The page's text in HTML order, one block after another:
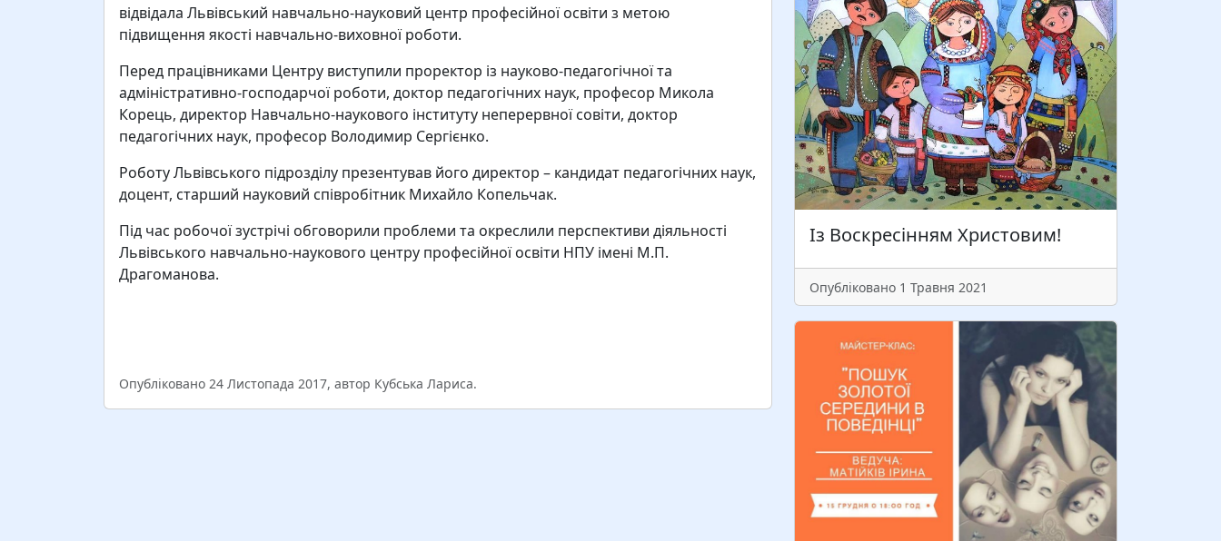
відвідала Львівський навчально-науковий центр професійної освіти з метою
підвищення якості навчально-виховної роботи.
Перед працівниками Центру виступили проректор із науково-педагогічної та
адміністративно-господарчої роботи, доктор педагогічних наук, професор Микола
Корець, директор Навчально-наукового інституту неперервної совіти, доктор
педагогічних наук, професор Володимир Сергієнко.
Роботу Львівського підрозділу презентував його директор – кандидат педагогічних наук,
доцент, старший науковий співробітник Михайло Копельчак.
Під час робочої зустрічі обговорили проблеми та окреслили перспективи діяльності
Львівського навчально-наукового центру професійної освіти НПУ імені М.П.
Драгоманова.
Опубліковано 24 Листопада 2017, автор Кубська Лариса.
Із Воскресінням Христовим!
Опубліковано 1 Травня 2021
На тренінгу шукаємо відповіді на
запитання: Чому люди поводять себе так
а не інакше? Ким відчуваєте себе у
стосунках – жертвою, агресором чи
партнером? Що готові вкладати у
стосунок, що…
Читати більше